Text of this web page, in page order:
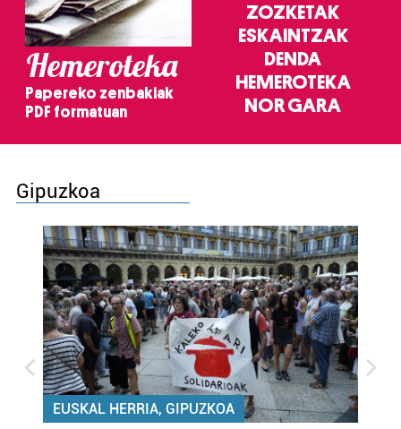
Hemeroteka
Papereko zenbakiak
PDF formatuan
ZOZKETAK
ESKAINTZAK
DENDA
HEMEROTEKA
NOR GARA
Gipuzkoa
EUSKAL HERRIA, GIPUZKOA